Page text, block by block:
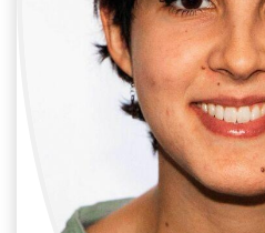
Raquel
Cine |
Cine,